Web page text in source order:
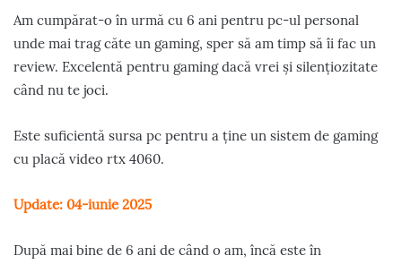
Am cumpărat-o în urmă cu 6 ani pentru pc-ul personal
unde mai trag căte un gaming, sper să am timp să îi fac un
review. Excelentă pentru gaming dacă vrei și silențiozitate
când nu te joci.
Este suficientă sursa pc pentru a ține un sistem de gaming
cu placă video rtx 4060.
Update: 04-iunie 2025
După mai bine de 6 ani de când o am, încă este în